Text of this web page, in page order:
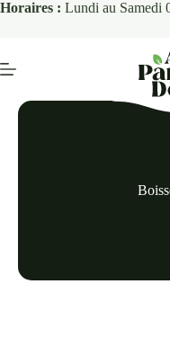
Horaires : Lundi au Samedi